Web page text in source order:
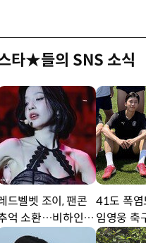
타★들의 SNS 소식
드벨벳 조이, 팬콘
억 소환…비하인드
개 [DA★]
41도 폭염
임영웅
컬 난리